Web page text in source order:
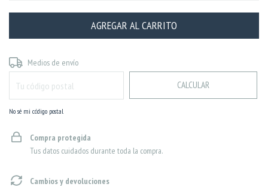
Entregas para el CP:
Medios de envío
CALCULAR
No sé mi código postal
Compra protegida
Tus datos cuidados durante toda la compra.
Cambios y devoluciones